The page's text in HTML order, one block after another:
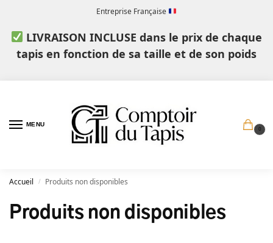
Entreprise Française
LIVRAISON INCLUSE dans le prix de chaque
tapis en fonction de sa taille et de son poids
MENU
0
Accueil / Produits non disponibles
Produits non disponibles